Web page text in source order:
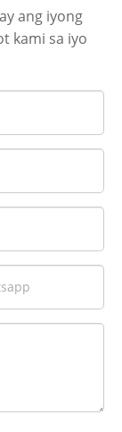
ang iyong
kami sa iyo